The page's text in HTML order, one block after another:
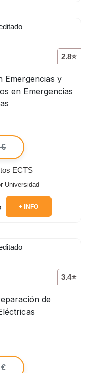
2.8⭐
Emergencias y
en Emergencias
ECTS
Universidad
+ INFO
3.4⭐
de